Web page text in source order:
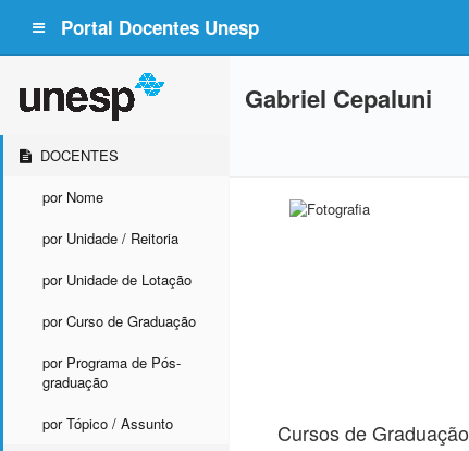
Portal Docentes Unesp
DOCENTES
por Nome
por Unidade / Reitoria
por Unidade de Lotação
por Curso de Graduação
por Programa de Pós-
graduação
por Tópico / Assunto
Gabriel Cepaluni
Cursos de Graduação